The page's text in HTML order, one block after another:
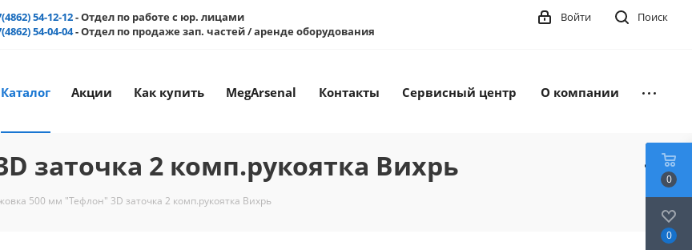
54-12-12- Отдел по работе с юр. лицами
54-04-04- Отдел по продаже зап. частей / аренде оборудования
Поиск
Войти
Каталог Акции Как купить MegArsenal Контакты Сервисный центр О компании
заточка 2 комп.рукоятка Вихрь
500 мм "Тефлон" 3D заточка 2 комп.рукоятка Вихрь
0
0